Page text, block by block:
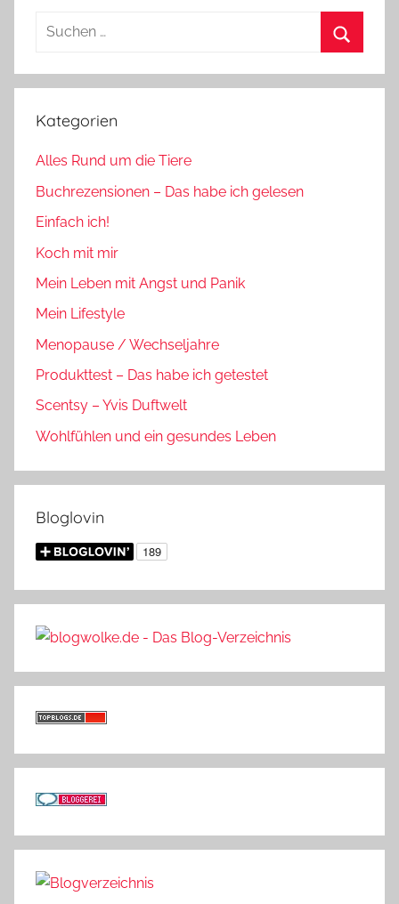
Suchen
Kategorien
Alles Rund um die Tiere
Buchrezensionen – Das habe ich gelesen
Einfach ich!
Koch mit mir
Mein Leben mit Angst und Panik
Mein Lifestyle
Menopause / Wechseljahre
Produkttest – Das habe ich getestet
Scentsy – Yvis Duftwelt
Wohlfühlen und ein gesundes Leben
Bloglovin